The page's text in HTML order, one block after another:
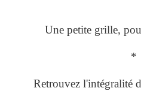
Une petite grille,
*
Retrouvez l'intégralité